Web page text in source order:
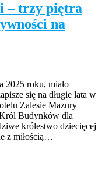
– trzy piętra
na
2025 roku, miało
się na długie lata w
Zalesie Mazury
Budynków dla
królestwo dziecięcej
z miłością…